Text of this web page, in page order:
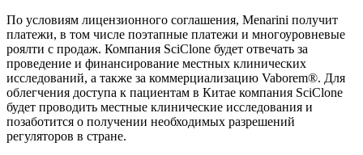
По условиям лицензионного соглашения, Menarini получит
платежи, в том числе поэтапные платежи и многоуровневые
роялти с продаж. Компания SciClone будет отвечать за
проведение и финансирование местных клинических
исследований, а также за коммерциализацию Vaborem®. Для
облегчения доступа к пациентам в Китае компания SciClone
будет проводить местные клинические исследования и
позаботится о получении необходимых разрешений
регуляторов в стране.